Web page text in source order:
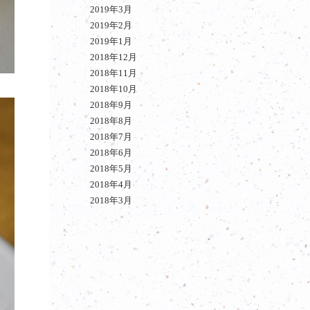
2019年3月
2019年2月
2019年1月
2018年12月
2018年11月
2018年10月
2018年9月
2018年8月
2018年7月
2018年6月
2018年5月
2018年4月
2018年3月